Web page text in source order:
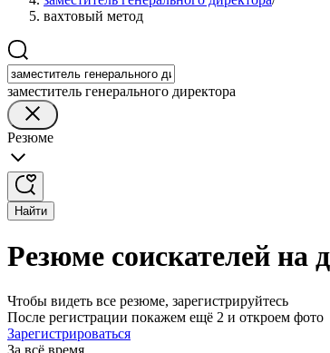
вахтовый метод
заместитель генерального директора
Резюме
Найти
Резюме соискателей на
Чтобы видеть все резюме, зарегистрируйтесь
После регистрации покажем ещё 2 и откроем фото
Зарегистрироваться
За всё время